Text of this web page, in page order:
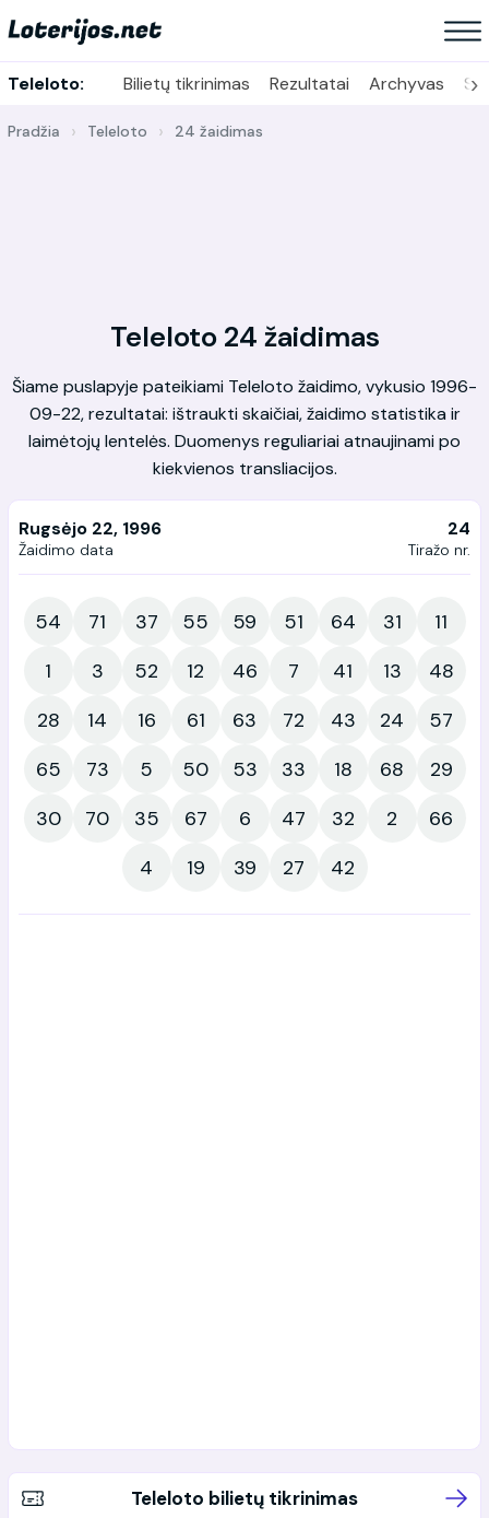
Teleloto: Bilietų tikrinimas Rezultatai Archyvas ›
Pradžia Teleloto 24 žaidimas
Teleloto 24 žaidimas
Šiame puslapyje pateikiami Teleloto žaidimo, vykusio 1996-
09-22, rezultatai: ištraukti skaičiai, žaidimo statistika ir
laimėtojų lentelės. Duomenys reguliariai atnaujinami po
kiekvienos transliacijos.
Rugsėjo 22, 1996
Žaidimo data
24
Tiražo nr.
54 71 37 55 59 51 64 31
11
1
3 52 12 46 7 41 13
48
28
14 16 61 63 72 43 24
57
65
73 5 50 53 33 18 68
29
30
70 35 67 6 47 32 2
66
4
19 39 27 42
Teleloto bilietų tikrinimas